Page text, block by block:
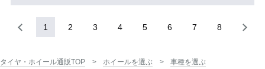
1 2 3 4 5 6 7 8
タイヤ・ホイール通販TOP ホイールを選ぶ
車種を選ぶ